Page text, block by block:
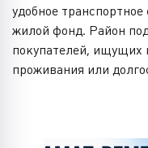
удобное
жилой фонд. Район
покупателей, ищущих
проживания или